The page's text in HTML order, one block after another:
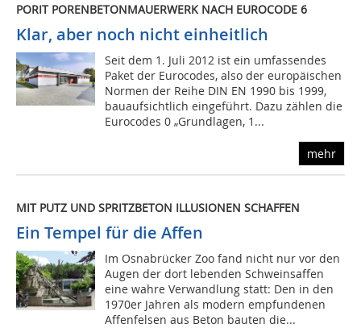
PORIT PORENBETONMAUERWERK NACH EUROCODE 6
Klar, aber noch nicht einheitlich
Seit dem 1. Juli 2012 ist ein umfassendes
Paket der Eurocodes, also der europäischen
Normen der Reihe DIN EN 1990 bis 1999,
bauaufsichtlich eingeführt. Dazu zählen die
Eurocodes 0 „Grundlagen, 1...
mehr
MIT PUTZ UND SPRITZBETON ILLUSIONEN SCHAFFEN
Ein Tempel für die Affen
Im Osnabrücker Zoo fand nicht nur vor den
Augen der dort lebenden Schweinsaffen
eine wahre Verwandlung statt: Den in den
1970er Jahren als modern empfundenen
Affenfelsen aus Beton bauten die...